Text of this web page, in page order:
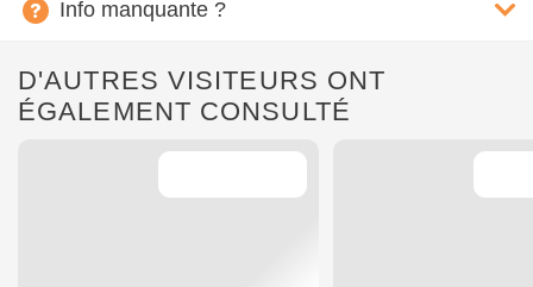
Info manquante ?
D'AUTRES VISITEURS ONT
ÉGALEMENT CONSULTÉ